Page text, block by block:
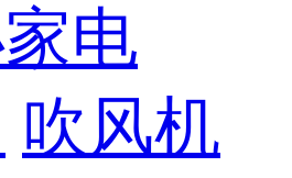
电
吹风机